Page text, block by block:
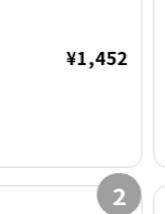
¥1,452
2